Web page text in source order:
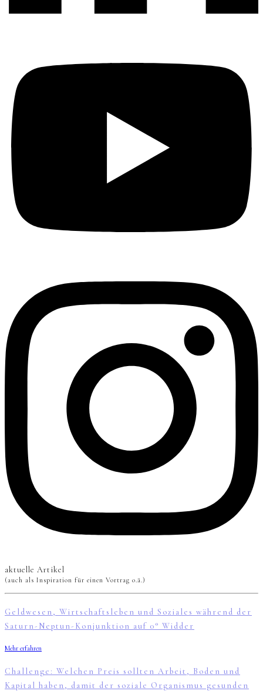
aktuelle Artikel
(auch als Inspiration für einen Vortrag o.ä.)
Geldwesen, Wirtschaftsleben und Soziales während der
Saturn-Neptun-Konjunktion auf 0° Widder
Mehr erfahren
Challenge: Welchen Preis sollten Arbeit, Boden und
Kapital haben, damit der soziale Organismus gesunden